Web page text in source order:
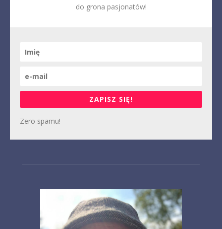
do grona pasjonatów!
ZAPISZ SIĘ!
Zero spamu!